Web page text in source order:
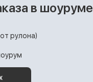
в шоуруме
рулона)